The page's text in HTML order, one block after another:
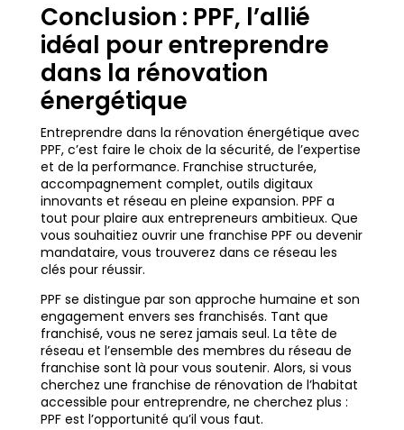
Conclusion : PPF, l’allié
idéal pour entreprendre
dans la rénovation
énergétique
Entreprendre dans la rénovation énergétique avec
PPF, c’est faire le choix de la sécurité, de l’expertise
et de la performance. Franchise structurée,
accompagnement complet, outils digitaux
innovants et réseau en pleine expansion. PPF a
tout pour plaire aux entrepreneurs ambitieux. Que
vous souhaitiez ouvrir une franchise PPF ou devenir
mandataire, vous trouverez dans ce réseau les
clés pour réussir.
PPF se distingue par son approche humaine et son
engagement envers ses franchisés. Tant que
franchisé, vous ne serez jamais seul. La tête de
réseau et l’ensemble des membres du réseau de
franchise sont là pour vous soutenir. Alors, si vous
cherchez une franchise de rénovation de l’habitat
accessible pour entreprendre, ne cherchez plus :
PPF est l’opportunité qu’il vous faut.